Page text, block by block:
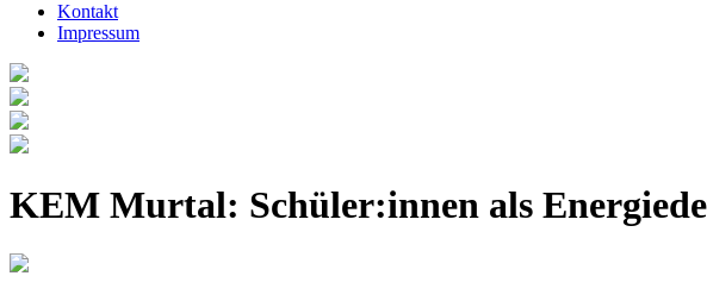
Kontakt
Impressum
KEM Murtal: Schüler:innen als